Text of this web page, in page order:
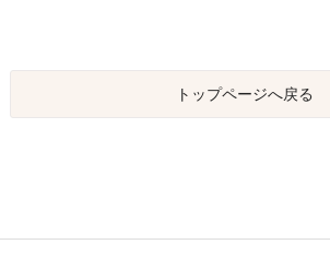
トップページへ戻る